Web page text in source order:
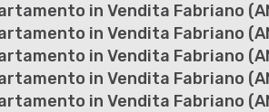
in Vendita Fabriano
in Vendita Fabriano
in Vendita Fabriano
in Vendita Fabriano
in Vendita Fabriano